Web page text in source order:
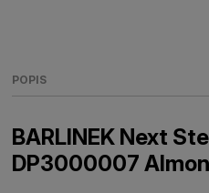
POPIS
BARLINEK Next
DP3000007